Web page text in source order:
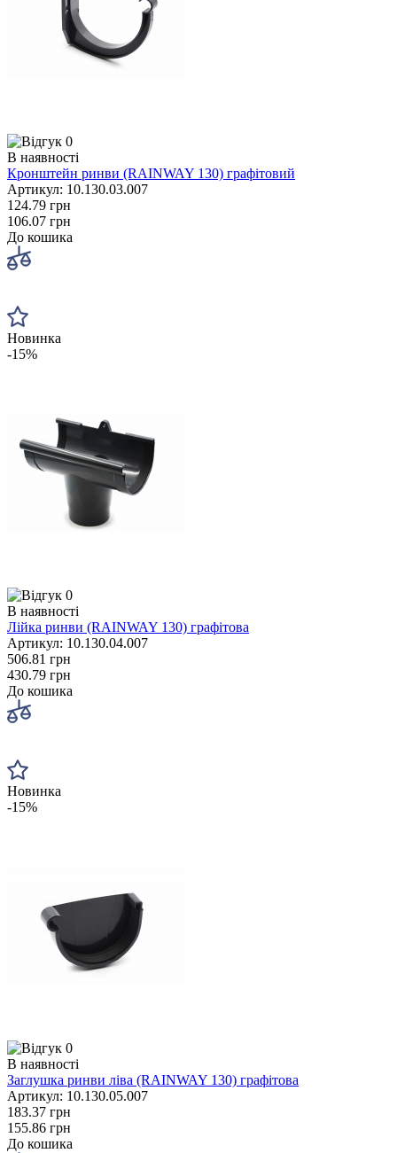
0
В наявності
Кронштейн ринви (RAINWAY 130) графітовий
Артикул: 10.130.03.007
124.79 грн
106.07 грн
До кошика
Новинка
-15%
0
В наявності
Лійка ринви (RAINWAY 130) графітова
Артикул: 10.130.04.007
506.81 грн
430.79 грн
До кошика
Новинка
-15%
0
В наявності
Заглушка ринви ліва (RAINWAY 130) графітова
Артикул: 10.130.05.007
183.37 грн
155.86 грн
До кошика